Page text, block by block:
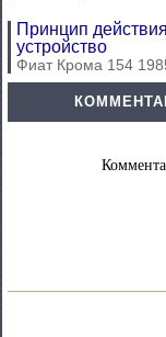
Принцип
устройство
Фиат Крома 154